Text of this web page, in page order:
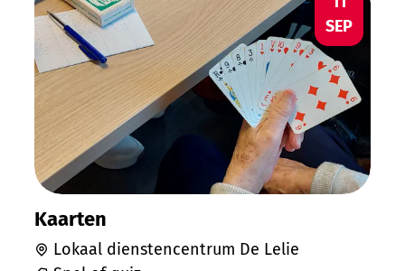
SEP
Kaarten
Lokaal dienstencentrum De Lelie